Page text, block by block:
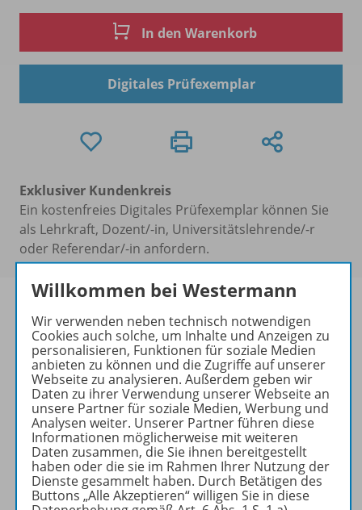
In den Warenkorb
Digitales Prüfexemplar
Exklusiver Kundenkreis
Ein kostenfreies Digitales Prüfexemplar können Sie
als Lehrkraft, Dozent/-in, Universitätslehrende/-r
oder Referendar/-in anfordern.
Passend dazu:
Willkommen bei Westermann
Wir verwenden neben technisch notwendigen
Cookies auch solche, um Inhalte und Anzeigen zu
personalisieren, Funktionen für soziale Medien
anbieten zu können und die Zugriffe auf unserer
Webseite zu analysieren. Außerdem geben wir
Daten zu ihrer Verwendung unserer Webseite an
unsere Partner für soziale Medien, Werbung und
Analysen weiter. Unserer Partner führen diese
Informationen möglicherweise mit weiteren
Daten zusammen, die Sie ihnen bereitgestellt
haben oder die sie im Rahmen Ihrer Nutzung der
Dienste gesammelt haben. Durch Betätigen des
Buttons „Alle Akzeptieren“ willigen Sie in diese